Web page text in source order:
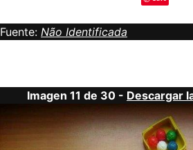
Fuente: Não Identificada
Imagen 11 de 30 - Descargar